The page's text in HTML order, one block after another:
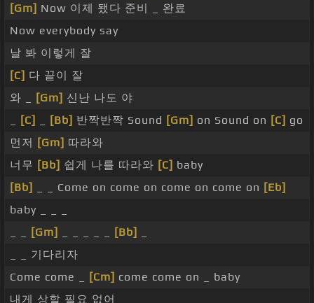
[Gm] Now 이제 됐다 준비 _ 완료
Now everybody say
날 봐 이렇게 잘
[C] 다 끝이 잘
와 _
[Gm] 신난 나도 야
[C] [Bb] 반짝반짝 Sound [Gm] on Sound on [C] go
먼저
[Gm] 따라와
너무 [Bb] 쉽게 나를 따라와 [C] baby
[Bb]
_ _ Come on come on come on come on [Eb]
baby _ _ _
[Gm] [Bb]
_ _ 기다리자
Come come _
[Cm] come come on _ baby
내게 상할 필요 없어